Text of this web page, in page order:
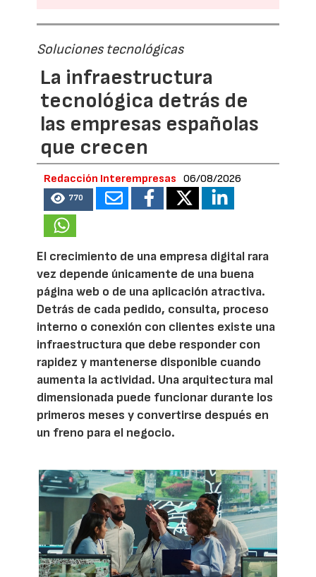
Soluciones tecnológicas
La infraestructura
tecnológica detrás de
las empresas españolas
que crecen
Redacción Interempresas 06/08/2026
770
El crecimiento de una empresa digital rara
vez depende únicamente de una buena
página web o de una aplicación atractiva.
Detrás de cada pedido, consulta, proceso
interno o conexión con clientes existe una
infraestructura que debe responder con
rapidez y mantenerse disponible cuando
aumenta la actividad. Una arquitectura mal
dimensionada puede funcionar durante los
primeros meses y convertirse después en
un freno para el negocio.